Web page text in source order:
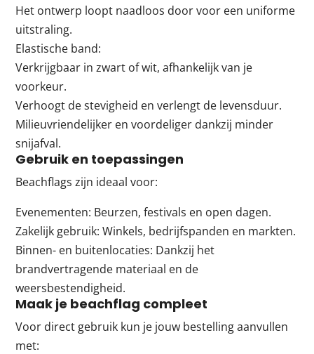
Het ontwerp loopt naadloos door voor een uniforme
uitstraling.
Elastische band:
Verkrijgbaar in zwart of wit, afhankelijk van je
voorkeur.
Verhoogt de stevigheid en verlengt de levensduur.
Milieuvriendelijker en voordeliger dankzij minder
snijafval.
Gebruik en toepassingen
Beachflags zijn ideaal voor:
Evenementen: Beurzen, festivals en open dagen.
Zakelijk gebruik: Winkels, bedrijfspanden en markten.
Binnen- en buitenlocaties: Dankzij het
brandvertragende materiaal en de
weersbestendigheid.
Maak je beachflag compleet
Voor direct gebruik kun je jouw bestelling aanvullen
met: